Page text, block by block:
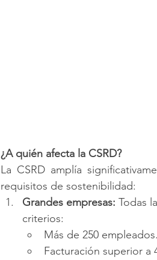
¿A quién afecta la CSRD?
La CSRD amplía
requisitos de sostenibilidad:
Grandes empresas: Todas
criterios:
Más de 250 empleados.
Facturación superior a